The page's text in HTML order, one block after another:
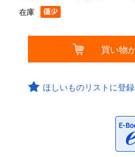
在庫
ほしいものリストに登録